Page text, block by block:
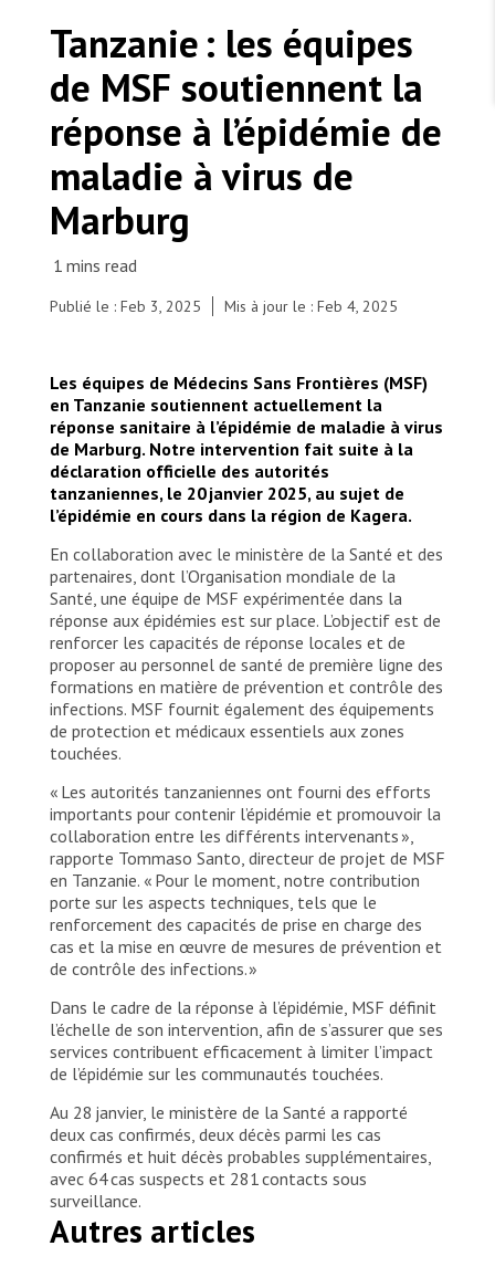
Les États négligent leur obligation de protéger les
personnes civiles et les services de santé en temps
de guerre
Urgence Ebola
Séismes au Venezuela : conséquences et intervention
de MSF
Dons des fondations
Partenariat d’entreprise
Les Amis de MSF
Travailler avec MSF
Travailler à l’étranger
Travailler au Canada
Une équipe de MSF expérimentée dans la gestion
réponse locales qui s’est déroulée en janvier à
Kagera, avec l’Organisation mondiale de la Santé
(OMS) et d’autres responsables. Tanzanie, 2025. ©
Clemence/OMS
Tanzanie : les équipes
de MSF soutiennent la
réponse à l’épidémie de
maladie à virus de
Marburg
Publié le : Feb 3, 2025 Mis à jour le : Feb 4, 2025
Les équipes de Médecins Sans Frontières (MSF)
en Tanzanie soutiennent actuellement la
réponse sanitaire à l’épidémie de maladie à virus
de Marburg. Notre intervention fait suite à la
déclaration officielle des autorités
tanzaniennes, le 20 janvier 2025, au sujet de
l’épidémie en cours dans la région de Kagera.
En collaboration avec le ministère de la Santé et des
partenaires, dont l’Organisation mondiale de la
Santé, une équipe de MSF expérimentée dans la
réponse aux épidémies est sur place. L’objectif est de
renforcer les capacités de réponse locales et de
proposer au personnel de santé de première ligne des
formations en matière de prévention et contrôle des
infections. MSF fournit également des équipements
de protection et médicaux essentiels aux zones
touchées.
« Les autorités tanzaniennes ont fourni des efforts
importants pour contenir l’épidémie et promouvoir la
collaboration entre les différents intervenants »,
rapporte Tommaso Santo, directeur de projet de MSF
en Tanzanie. « Pour le moment, notre contribution
porte sur les aspects techniques, tels que le
renforcement des capacités de prise en charge des
cas et la mise en œuvre de mesures de prévention et
de contrôle des infections. »
Dans le cadre de la réponse à l’épidémie, MSF définit
l’échelle de son intervention, afin de s’assurer que ses
services contribuent efficacement à limiter l’impact
de l’épidémie sur les communautés touchées.
Au 28 janvier, le ministère de la Santé a rapporté
deux cas confirmés, deux décès parmi les cas
confirmés et huit décès probables supplémentaires,
avec 64 cas suspects et 281 contacts sous
surveillance.
Autres articles